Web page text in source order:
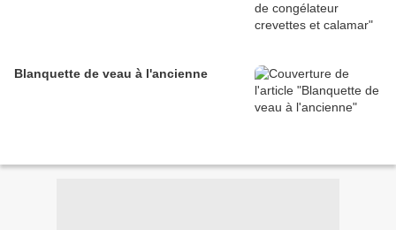
Blanquette de veau à l'ancienne